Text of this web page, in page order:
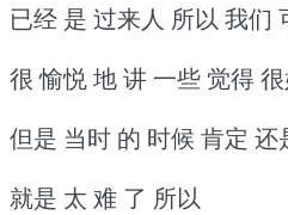
已经 是 过来人 所以 我们
很 愉悦 地 讲 一些 觉得
但是 当时 的 时候 肯定
就是 太 难 了 所以